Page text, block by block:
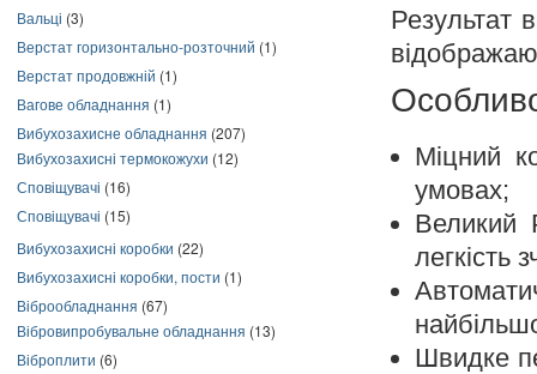
Вальці (3)
Верстат горизонтально-розточний (1)
Верстат продовжній (1)
Вагове обладнання (1)
Вибухозахисне обладнання (207)
Вибухозахисні термокожухи (12)
Сповіщувачі (16)
Сповіщувачі (15)
Вибухозахисні коробки (22)
Вибухозахисні коробки, пости (1)
Віброобладнання (67)
Вібровипробувальне обладнання (13)
Віброплити (6)
Результат
Міцний
умовах;
Великий
легкість
Швидке